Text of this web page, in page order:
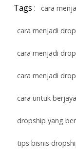
Tags : cara
cara menjadi
cara menjadi
cara menjadi
cara untuk
dropship yang
tips bisnis